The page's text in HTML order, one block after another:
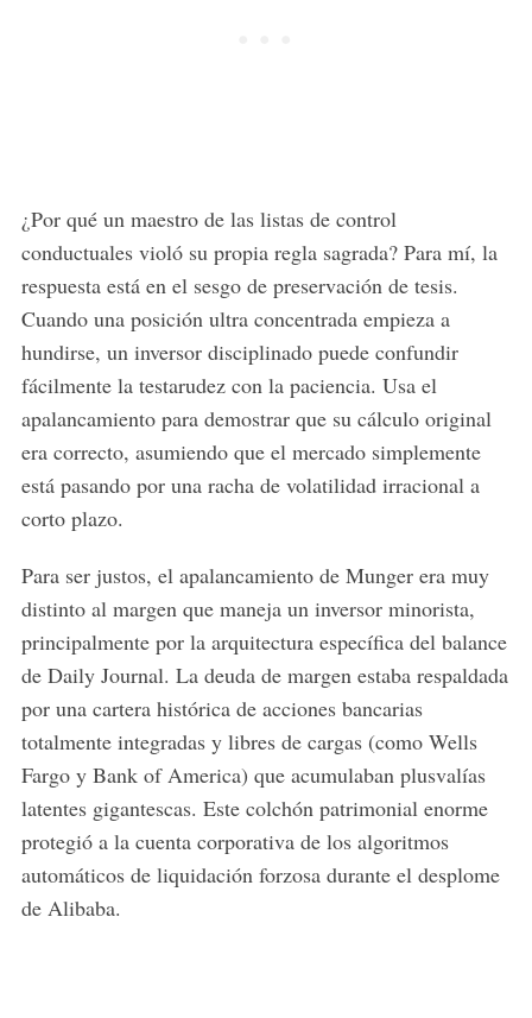
¿Por qué un maestro de las listas de control
conductuales violó su propia regla sagrada? Para mí, la
respuesta está en el sesgo de preservación de tesis.
Cuando una posición ultra concentrada empieza a
hundirse, un inversor disciplinado puede confundir
fácilmente la testarudez con la paciencia. Usa el
apalancamiento para demostrar que su cálculo original
era correcto, asumiendo que el mercado simplemente
está pasando por una racha de volatilidad irracional a
corto plazo.
Para ser justos, el apalancamiento de Munger era muy
distinto al margen que maneja un inversor minorista,
principalmente por la arquitectura específica del balance
de Daily Journal. La deuda de margen estaba respaldada
por una cartera histórica de acciones bancarias
totalmente integradas y libres de cargas (como Wells
Fargo y Bank of America) que acumulaban plusvalías
latentes gigantescas. Este colchón patrimonial enorme
protegió a la cuenta corporativa de los algoritmos
automáticos de liquidación forzosa durante el desplome
de Alibaba.